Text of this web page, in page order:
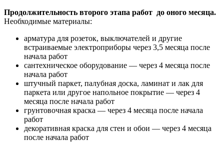
Продолжительность второго этапа работ до оного месяца.
Необходимые материалы:
арматура для розеток, выключателей и другие
встраиваемые электроприборы через 3,5 месяца после
начала работ
сантехническое оборудование — через 4 месяца после
начала работ
штучный паркет, палубная доска, ламинат и лак для
паркета или другое напольное покрытие — через 4
месяца после начала работ
грунтовочная краска — через 4 месяца после начала
работ
декоративная краска для стен и обои — через 4 месяца
после начала работ